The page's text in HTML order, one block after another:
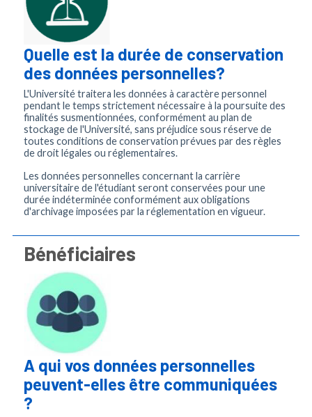
Quelle est la durée de conservation
des données personnelles?
L'Université traitera les données à caractère personnel
pendant le temps strictement nécessaire à la poursuite des
finalités susmentionnées, conformément au plan de
stockage de l'Université, sans préjudice sous réserve de
toutes conditions de conservation prévues par des règles
de droit légales ou réglementaires.
Les données personnelles concernant la carrière
universitaire de l'étudiant seront conservées pour une
durée indéterminée conformément aux obligations
d'archivage imposées par la réglementation en vigueur.
Bénéficiaires
A qui vos données personnelles
peuvent-elles être communiquées
?